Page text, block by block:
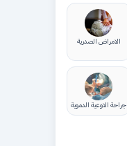
الامراض الصدرية
جراحة الاوعية الدموية